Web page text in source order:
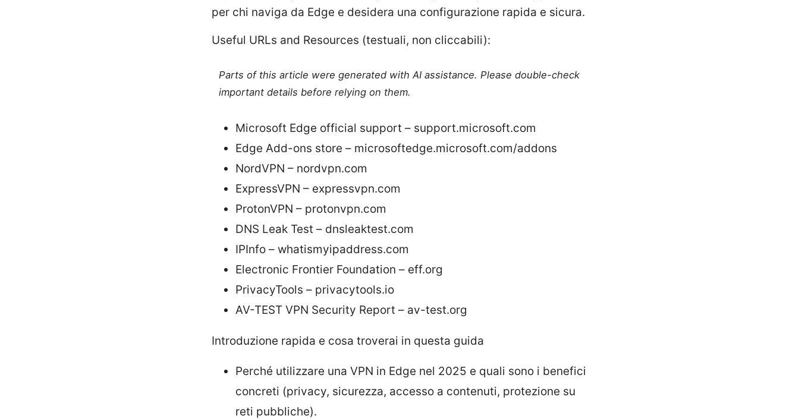
per chi naviga da Edge e desidera una configurazione rapida e sicura.
Useful URLs and Resources (testuali, non cliccabili):
Parts of this article were generated with AI assistance. Please double-check
important details before relying on them.
Microsoft Edge official support – support.microsoft.com
Edge Add-ons store – microsoftedge.microsoft.com/addons
NordVPN – nordvpn.com
ExpressVPN – expressvpn.com
ProtonVPN – protonvpn.com
DNS Leak Test – dnsleaktest.com
IPInfo – whatismyipaddress.com
Electronic Frontier Foundation – eff.org
PrivacyTools – privacytools.io
AV-TEST VPN Security Report – av-test.org
Introduzione rapida e cosa troverai in questa guida
Perché utilizzare una VPN in Edge nel 2025 e quali sono i benefici
concreti (privacy, sicurezza, accesso a contenuti, protezione su
reti pubbliche).